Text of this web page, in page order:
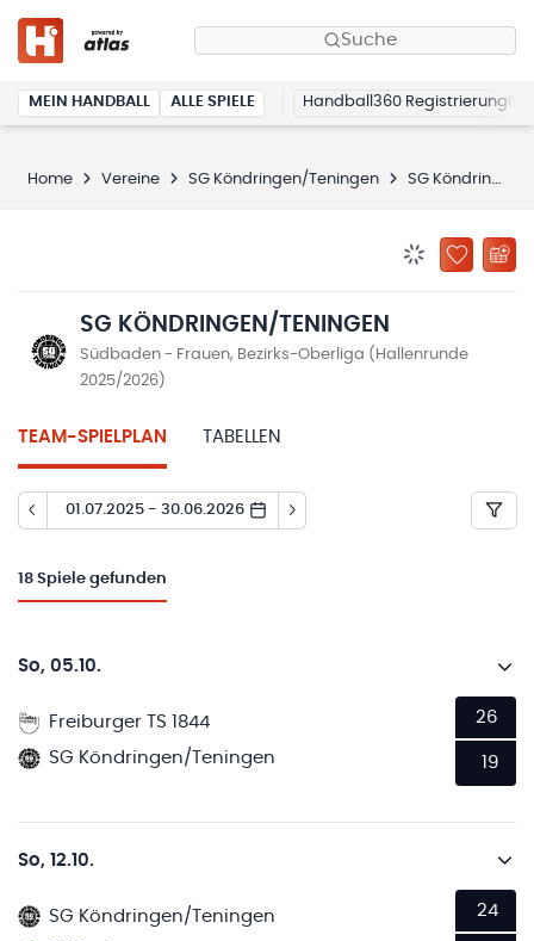
Suche
MEIN HANDBALL ALLE SPIELE Handball360 Registrierung
Home Vereine SG Köndringen/Teningen SG Köndringen/Teningen
ZU
SG KÖNDRINGEN/TENINGEN
Südbaden - Frauen, Bezirks-Oberliga (Hallenrunde
2025/2026)
TEAM-SPIELPLAN TABELLEN
01.07.2025 - 30.06.2026
18 Spiele gefunden
So, 05.10.
Freiburger TS 1844
SG Köndringen/Teningen
26
19
So, 12.10.
SG Köndringen/Teningen
24